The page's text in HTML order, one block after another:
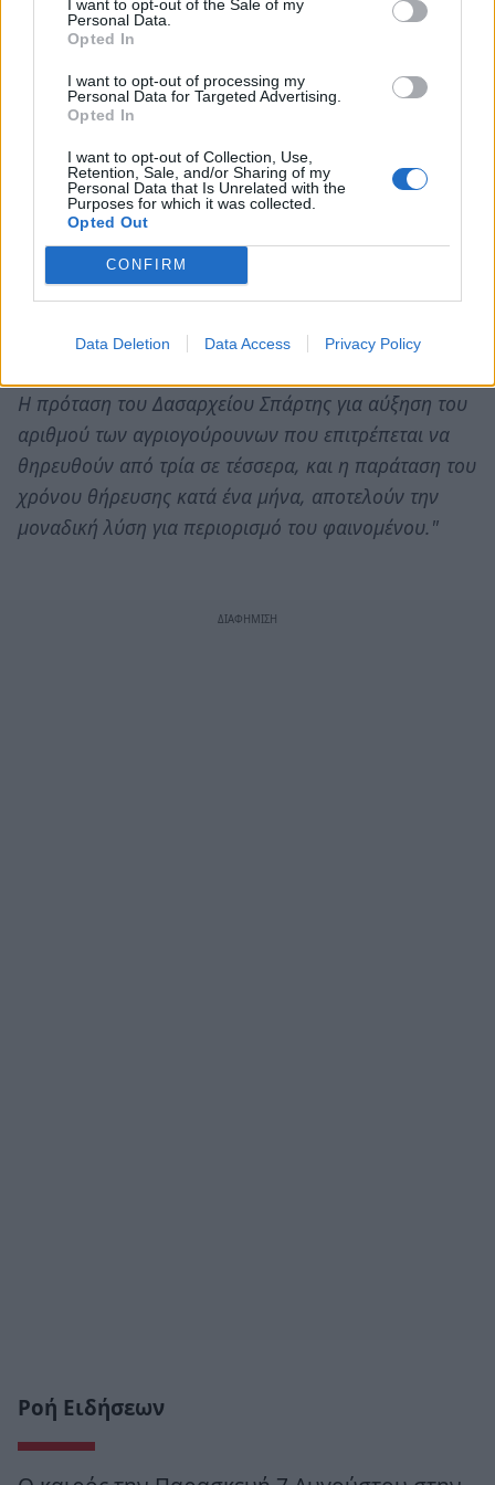
I want to opt-out of the Sale of my
Personal Data.
Opted In
I want to opt-out of processing my
Personal Data for Targeted Advertising.
Opted In
I want to opt-out of Collection, Use,
Retention, Sale, and/or Sharing of my
Personal Data that Is Unrelated with the
Purposes for which it was collected.
Opted Out
CONFIRM
Data Deletion Data Access Privacy Policy
φτάνουν ως τις αυλές των σπιτιών, καταστρέφοντας
τα πάντα στο πέρασμα τους ;
Εάν ναι, πως αξιώνει να μην αποζημιωθούν οι
Λάκωνες παραγωγοί από τις ζημίες που έχουν
προκληθεί στις καλλιέργειες τους από τα
αυξηθεί τρομακτικά στη Λακωνία.
Η πρόταση του Δασαρχείου Σπάρτης για αύξηση του
αριθμού των αγριογούρουνων που επιτρέπεται να
θηρευθούν από τρία σε τέσσερα, και η παράταση του
χρόνου θήρευσης κατά ένα μήνα, αποτελούν την
μοναδική λύση για περιορισμό του φαινομένου."
Ροή Ειδήσεων